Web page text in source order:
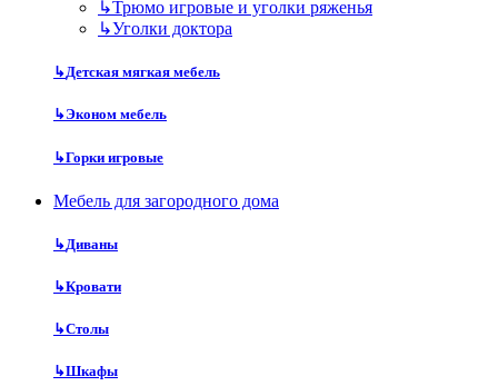
↳Трюмо игровые и уголки ряженья
↳Уголки доктора
↳Детская мягкая мебель
↳Эконом мебель
↳Горки игровые
Мебель для загородного дома
↳Диваны
↳Кровати
↳Столы
↳Шкафы